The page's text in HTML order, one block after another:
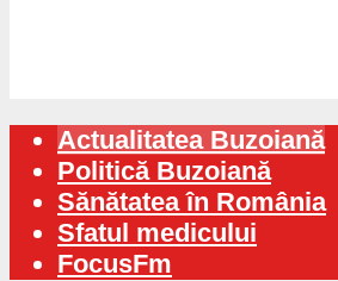
Actualitatea Buzoiană
Politică Buzoiană
Sănătatea în România
Sfatul medicului
FocusFm